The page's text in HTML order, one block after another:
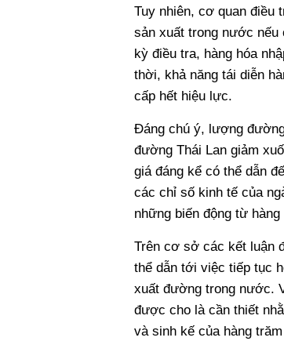
Tuy nhiên, cơ quan điều
sản xuất trong nước nếu
kỳ điều tra, hàng hóa
thời, khả năng tái diễn
cấp hết hiệu lực.
Đáng chú ý, lượng
đường Thái Lan giảm
giá đáng kể có thể dẫn
các chỉ số kinh tế của
những biến động từ hàng
Trên cơ sở các kết luận
thể dẫn tới việc tiếp tục
xuất đường trong nước.
được cho là cần thiết
và sinh kế của hàng